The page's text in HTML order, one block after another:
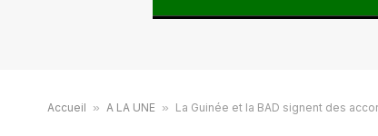
Accueil » A LA UNE » La Guinée et la BAD signent des